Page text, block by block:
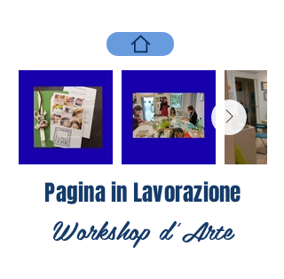
Pagina in Lavorazione
Workshop d'Arte